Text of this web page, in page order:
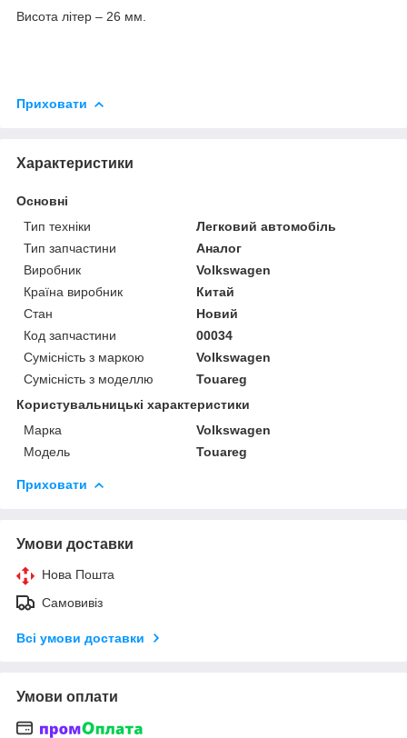
Висота літер – 26 мм.
Приховати
Характеристики
Основні
Тип техніки
Легковий автомобіль
Тип запчастини
Аналог
Виробник
Volkswagen
Країна виробник
Китай
Стан
Новий
Код запчастини
00034
Сумісність з маркою
Volkswagen
Сумісність з моделлю
Touareg
Користувальницькі характеристики
Марка
Volkswagen
Модель
Touareg
Приховати
Умови доставки
Нова Пошта
Самовивіз
Всі умови доставки
Умови оплати